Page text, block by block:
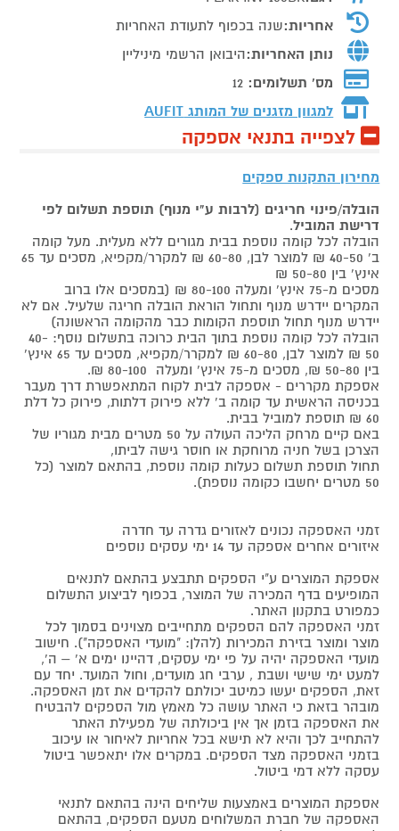
אחריות:שנה בכפוף לתעודת האחריות
נותן האחריות:היבואן הרשמי מיניליין
מס' תשלומים: 12
למגוון מזגנים של המותג AUFIT
לצפייה בתנאי אספקה
מחירון התקנות ספקים
הובלה/פינוי חריגים (לרבות ע"י מנוף) תוספת תשלום לפי
דרישת המוביל.
הובלה לכל קומה נוספת בבית מגורים ללא מעלית. מעל קומה
ב' 40-50 ₪ למוצר לבן, 60-80 ₪ למקרר/מקפיא, מסכים עד 65
אינץ' בין 50-80 ₪
מסכים מ-75 אינץ' ומעלה 80-100 ₪ (במסכים אלו ברוב
המקרים יידרש מנוף ותחול הוראת הובלה חריגה שלעיל. אם לא
יידרש מנוף תחול תוספת הקומות כבר מהקומה הראשונה)
הובלה לכל קומה נוספת בתוך הבית כרוכה בתשלום נוסף: 40-
50 ₪ למוצר לבן, 60-80 ₪ למקרר/מקפיא, מסכים עד 65 אינץ'
בין 50-80 ₪, מסכים מ-75 אינץ' ומעלה 80-100 ₪.
אספקת מקררים - אספקה לבית לקוח המתאפשרת דרך מעבר
בכניסה הראשית עד קומה ב' ללא פירוק דלתות, פירוק כל דלת
60 ₪ תוספת למוביל בבית.
באם קיים מרחק הליכה העולה על 50 מטרים מבית מגוריו של
הצרכן בשל חניה מרוחקת או חוסר גישה לביתו,
תחול תוספת תשלום כעלות קומה נוספת, בהתאם למוצר (כל
50 מטרים יחשבו כקומה נוספת).
זמני האספקה נכונים לאזורים גדרה עד חדרה
איזורים אחרים אספקה עד 14 ימי עסקים נוספים
אספקת המוצרים ע"י הספקים תתבצע בהתאם לתנאים
המופיעים בדף המכירה של המוצר, בכפוף לביצוע התשלום
כמפורט בתקנון האתר.
זמני האספקה להם הספקים מתחייבים מצוינים בסמוך לכל
מוצר ומוצר בזירת המכירות (להלן: "מועדי האספקה"). חישוב
מועדי האספקה יהיה על פי ימי עסקים, דהיינו ימים א' – ה',
למעט ימי שישי ושבת , ערבי חג מועדים, וחול המועד. יחד עם
זאת, הספקים יעשו כמיטב יכולתם להקדים את זמן האספקה.
מובהר בזאת כי האתר עושה כל מאמץ מול הספקים להבטיח
את האספקה בזמן אך אין ביכולתה של מפעילת האתר
להתחייב לכך והיא לא תישא בכל אחריות לאיחור או עיכוב
בזמני האספקה מצד הספקים. במקרים אלו יתאפשר ביטול
עסקה ללא דמי ביטול.
אספקת המוצרים באמצעות שליחים הינה בהתאם לתנאי
האספקה של חברת המשלוחים מטעם הספקים, בהתאם